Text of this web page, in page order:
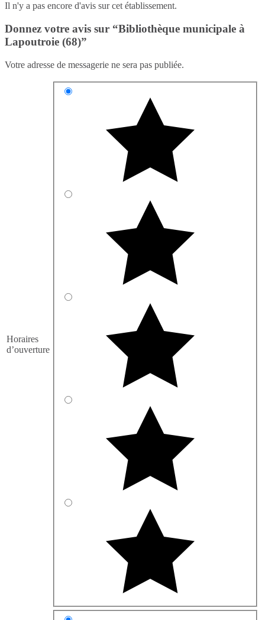
Il n'y a pas encore d'avis sur cet établissement.
Donnez votre avis sur “Bibliothèque municipale à
Lapoutroie (68)”
Votre adresse de messagerie ne sera pas publiée.
Horaires
d’ouverture